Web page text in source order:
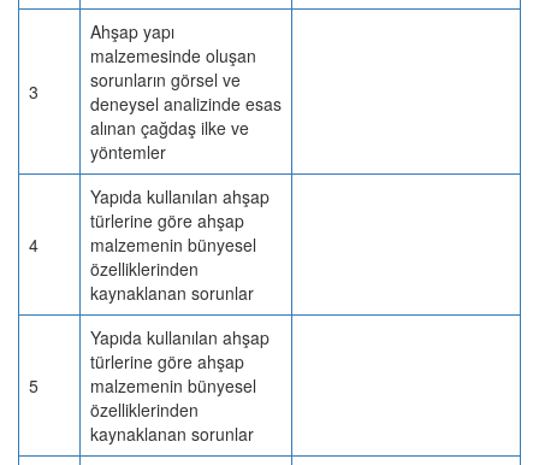
3
Ahşap yapı
malzemesinde oluşan
sorunların görsel ve
deneysel analizinde esas
alınan çağdaş ilke ve
yöntemler
4
Yapıda kullanılan ahşap
türlerine göre ahşap
malzemenin bünyesel
özelliklerinden
kaynaklanan sorunlar
5
Yapıda kullanılan ahşap
türlerine göre ahşap
malzemenin bünyesel
özelliklerinden
kaynaklanan sorunlar